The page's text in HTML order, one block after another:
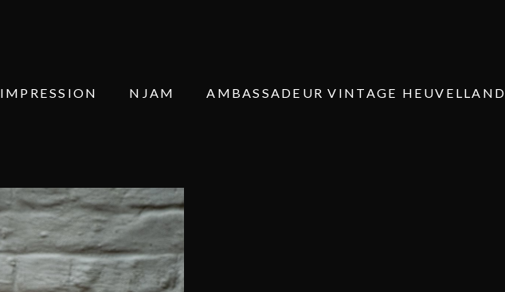
IMPRESSION NJAM AMBASSADEUR VINTAGE HEUVELLAND